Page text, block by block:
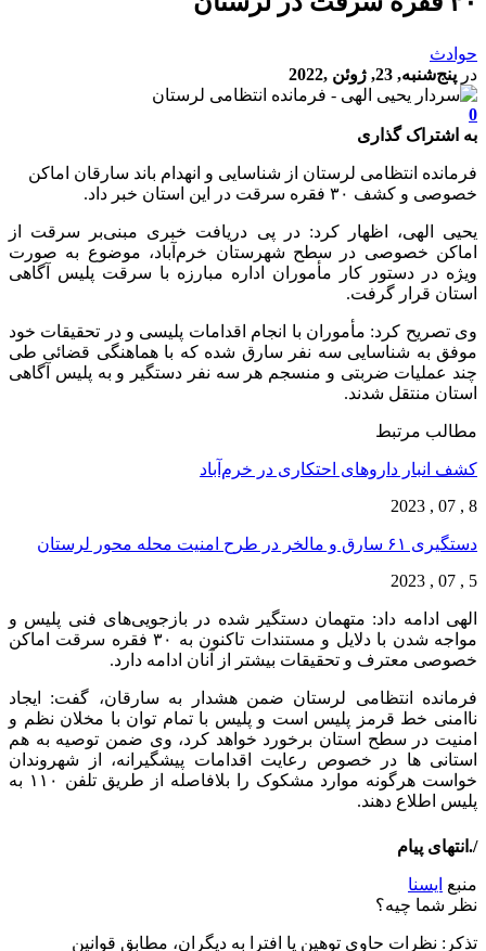
حوادث
در پنج‌شنبه, 23, ژوئن ,2022
0
به اشتراک گذاری
فرمانده انتظامی لرستان از شناسایی و انهدام باند سارقان اماکن
خصوصی و کشف ۳۰ فقره سرقت در این استان خبر داد.
یحیی الهی، اظهار کرد: در پی دریافت خبری مبنی‌بر سرقت از
اماکن خصوصی در سطح شهرستان خرم‌آباد، موضوع به صورت
ویژه در دستور کار مأموران اداره مبارزه با سرقت پلیس آگاهی
استان قرار گرفت.
وی تصریح کرد: مأموران با انجام اقدامات پلیسی و در تحقیقات خود
موفق به شناسایی سه نفر سارق شده که با هماهنگی قضائی طی
چند عملیات ضربتی و منسجم هر سه نفر دستگیر و به پلیس آگاهی
استان منتقل شدند.
مطالب مرتبط
کشف انبار داروهای احتکاری در خرم‌آباد
8 , 07 , 2023
دستگیری ۶۱ سارق و مالخر در طرح امنیت محله محور لرستان
5 , 07 , 2023
الهی ادامه داد: متهمان دستگیر شده در بازجویی‌های فنی پلیس و
مواجه شدن با دلایل و مستندات تاکنون به ۳۰ فقره سرقت اماکن
خصوصی معترف و تحقیقات بیشتر از آنان ادامه دارد.
فرمانده انتظامی لرستان ضمن هشدار به سارقان، گفت: ایجاد
ناامنی خط قرمز پلیس است و پلیس با تمام توان با مخلان نظم و
امنیت در سطح استان برخورد خواهد کرد، وی ضمن توصیه به هم
استانی ها در خصوص رعایت اقدامات پیشگیرانه، از شهروندان
خواست هرگونه موارد مشکوک را بلافاصله از طریق تلفن ۱۱۰ به
پلیس اطلاع دهند.
/.انتهای پیام
منبع ایسنا
نظر شما چیه؟
تذكر: نظرات حاوی توهين يا افترا به ديگران، مطابق قوانين